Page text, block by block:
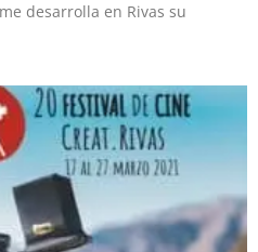
desarrolla en Rivas su